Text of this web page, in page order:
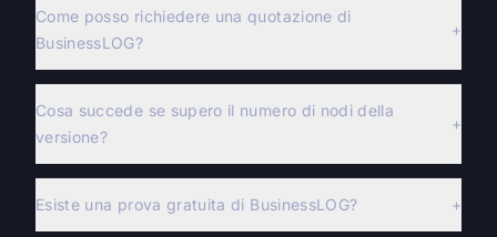
Come posso richiedere una quotazione di
BusinessLOG?
+
Cosa succede se supero il numero di nodi della
versione?
+
Esiste una prova gratuita di BusinessLOG? +